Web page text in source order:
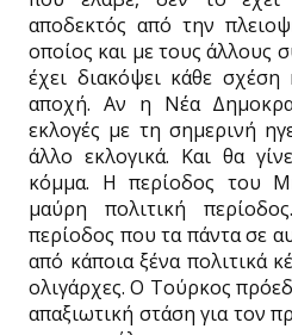
αποδεκτός από την
οποίος και με τους άλλους
έχει διακόψει κάθε σχέση
αποχή. Αν η Νέα
εκλογές με τη σημερινή
άλλο εκλογικά. Και θα
κόμμα. Η περίοδος του
μαύρη πολιτική
περίοδος που τα πάντα σε
από κάποια ξένα πολιτικά
ολιγάρχες. Ο Τούρκος
απαξιωτική στάση για τον